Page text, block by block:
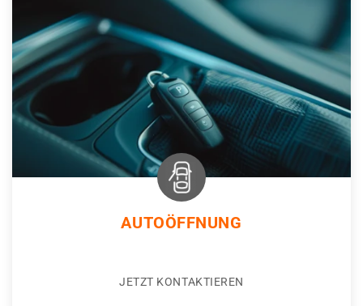
AUTOÖFFNUNG
JETZT KONTAKTIEREN